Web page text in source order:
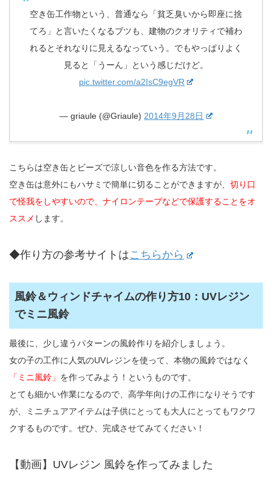
空き缶工作物という、普通なら「貧乏臭いから即座に捨
てろ」と言いたくなるブツも、建物のクオリティで補わ
れるとそれなりに見えるなっていう。でもやっぱりよく
見ると「うーん」という感じだけど。
pic.twitter.com/a2IsC9egVR
— griaule (@Griaule) 2014年9月28日
こちらは空き缶とビーズで涼しい音色を作る方法です。
空き缶は意外にもハサミで簡単に切ることができますが、 切り口
で怪我をしやすいので、ナイロンテープなどで保護することをオ
ススメ します。
◆作り方の参考サイトはこちらから
風鈴＆ウィンドチャイムの作り方10：UVレジン
でミニ風鈴
最後に、少し違うパターンの風鈴作りを紹介しましょう。
女の子の工作に人気のUVレジンを使って、本物の風鈴ではなく
「ミニ風鈴」 を作ってみよう！というものです。
とても細かい作業になるので、高学年向けの工作になりそうです
が、ミニチュアアイテムは子供にとっても大人にとってもワクワ
クするものです。ぜひ、完成させてみてください！
【動画】UVレジン 風鈴を作ってみました